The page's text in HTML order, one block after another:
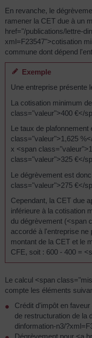
En revanche, le
ramener la CET due à un
href="/publications/lettre-
xml=F23547">cotisation
commune dont dépend
Exemple
Une entreprise présente
La cotisation minimum
class="valeur">400 €</
Le taux de plafonnement
class="valeur">1,625
x <span
class="valeur">325 €</
Le dégrèvement est
class="valeur">275 €</
Cependant, la CET due
inférieure à la cotisation
du dégrèvement (<span
accordé à l'entreprise ne
montant de la CET et le
CFE, soit : 600 - 400 =
Le calcul <span
compte les éléments
Crédit d'impôt en
de restructuration de la
dinformation-n3/
Dégrèvement pour <a